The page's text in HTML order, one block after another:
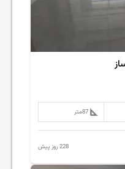
87متر
228 روز پیش